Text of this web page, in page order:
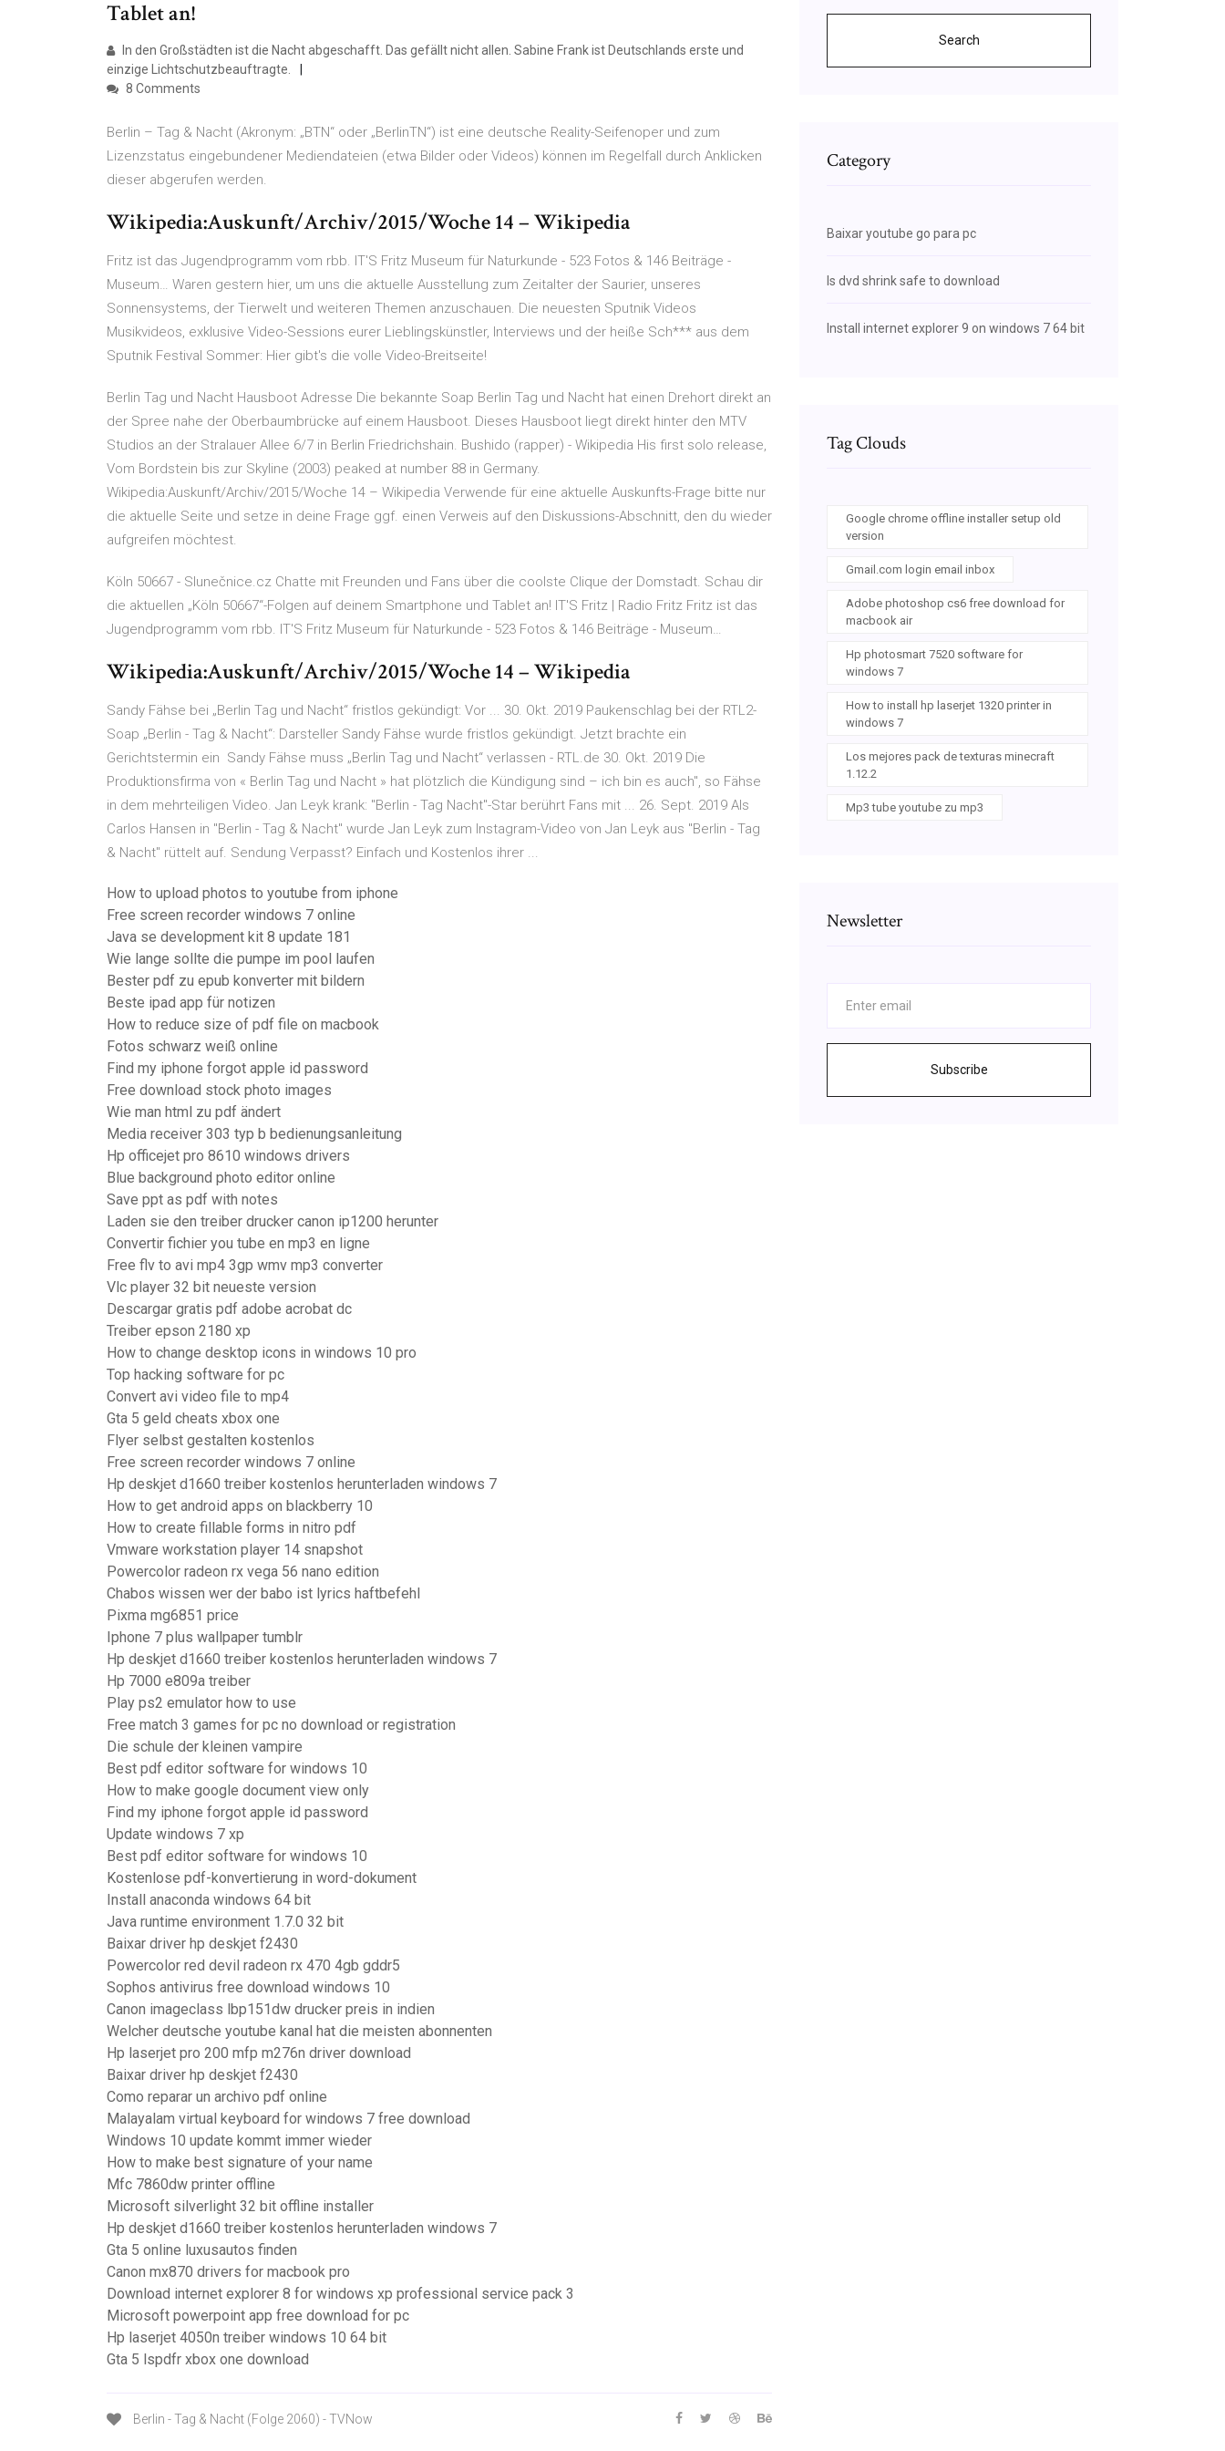
Tablet an!
In den Großstädten ist die Nacht abgeschafft. Das gefällt nicht allen. Sabine Frank ist Deutschlands erste und
einzige Lichtschutzbeauftragte.
8 Comments
Berlin – Tag & Nacht (Akronym: „BTN“ oder „BerlinTN“) ist eine deutsche Reality-Seifenoper und zum
Lizenzstatus eingebundener Mediendateien (etwa Bilder oder Videos) können im Regelfall durch Anklicken
dieser abgerufen werden.
Wikipedia:Auskunft/Archiv/2015/Woche 14 – Wikipedia
Fritz ist das Jugendprogramm vom rbb. IT'S Fritz Museum für Naturkunde - 523 Fotos & 146 Beiträge -
Museum… Waren gestern hier, um uns die aktuelle Ausstellung zum Zeitalter der Saurier, unseres
Sonnensystems, der Tierwelt und weiteren Themen anzuschauen. Die neuesten Sputnik Videos
Musikvideos, exklusive Video-Sessions eurer Lieblingskünstler, Interviews und der heiße Sch*** aus dem
Sputnik Festival Sommer: Hier gibt's die volle Video-Breitseite!
Berlin Tag und Nacht Hausboot Adresse Die bekannte Soap Berlin Tag und Nacht hat einen Drehort direkt an
der Spree nahe der Oberbaumbrücke auf einem Hausboot. Dieses Hausboot liegt direkt hinter den MTV
Studios an der Stralauer Allee 6/7 in Berlin Friedrichshain. Bushido (rapper) - Wikipedia His first solo release,
Vom Bordstein bis zur Skyline (2003) peaked at number 88 in Germany.
Wikipedia:Auskunft/Archiv/2015/Woche 14 – Wikipedia Verwende für eine aktuelle Auskunfts-Frage bitte nur
die aktuelle Seite und setze in deine Frage ggf. einen Verweis auf den Diskussions-Abschnitt, den du wieder
aufgreifen möchtest.
Köln 50667 - Slunečnice.cz Chatte mit Freunden und Fans über die coolste Clique der Domstadt. Schau dir
die aktuellen „Köln 50667“-Folgen auf deinem Smartphone und Tablet an! IT'S Fritz | Radio Fritz Fritz ist das
Jugendprogramm vom rbb. IT'S Fritz Museum für Naturkunde - 523 Fotos & 146 Beiträge - Museum…
Wikipedia:Auskunft/Archiv/2015/Woche 14 – Wikipedia
Sandy Fähse bei „Berlin Tag und Nacht“ fristlos gekündigt: Vor ... 30. Okt. 2019 Paukenschlag bei der RTL2-
Soap „Berlin - Tag & Nacht“: Darsteller Sandy Fähse wurde fristlos gekündigt. Jetzt brachte ein
Gerichtstermin ein Sandy Fähse muss „Berlin Tag und Nacht“ verlassen - RTL.de 30. Okt. 2019 Die
Produktionsfirma von « Berlin Tag und Nacht » hat plötzlich die Kündigung sind – ich bin es auch", so Fähse
in dem mehrteiligen Video. Jan Leyk krank: "Berlin - Tag Nacht"-Star berührt Fans mit ... 26. Sept. 2019 Als
Carlos Hansen in "Berlin - Tag & Nacht" wurde Jan Leyk zum Instagram-Video von Jan Leyk aus "Berlin - Tag
& Nacht" rüttelt auf. Sendung Verpasst? Einfach und Kostenlos ihrer ...
How to upload photos to youtube from iphone
Free screen recorder windows 7 online
Java se development kit 8 update 181
Wie lange sollte die pumpe im pool laufen
Bester pdf zu epub konverter mit bildern
Beste ipad app für notizen
How to reduce size of pdf file on macbook
Fotos schwarz weiß online
Find my iphone forgot apple id password
Free download stock photo images
Wie man html zu pdf ändert
Media receiver 303 typ b bedienungsanleitung
Hp officejet pro 8610 windows drivers
Blue background photo editor online
Save ppt as pdf with notes
Laden sie den treiber drucker canon ip1200 herunter
Convertir fichier you tube en mp3 en ligne
Free flv to avi mp4 3gp wmv mp3 converter
Vlc player 32 bit neueste version
Descargar gratis pdf adobe acrobat dc
Treiber epson 2180 xp
How to change desktop icons in windows 10 pro
Top hacking software for pc
Convert avi video file to mp4
Gta 5 geld cheats xbox one
Flyer selbst gestalten kostenlos
Free screen recorder windows 7 online
Hp deskjet d1660 treiber kostenlos herunterladen windows 7
How to get android apps on blackberry 10
How to create fillable forms in nitro pdf
Vmware workstation player 14 snapshot
Powercolor radeon rx vega 56 nano edition
Chabos wissen wer der babo ist lyrics haftbefehl
Pixma mg6851 price
Iphone 7 plus wallpaper tumblr
Hp deskjet d1660 treiber kostenlos herunterladen windows 7
Hp 7000 e809a treiber
Play ps2 emulator how to use
Free match 3 games for pc no download or registration
Die schule der kleinen vampire
Best pdf editor software for windows 10
How to make google document view only
Find my iphone forgot apple id password
Update windows 7 xp
Best pdf editor software for windows 10
Kostenlose pdf-konvertierung in word-dokument
Install anaconda windows 64 bit
Java runtime environment 1.7.0 32 bit
Baixar driver hp deskjet f2430
Powercolor red devil radeon rx 470 4gb gddr5
Sophos antivirus free download windows 10
Canon imageclass lbp151dw drucker preis in indien
Welcher deutsche youtube kanal hat die meisten abonnenten
Hp laserjet pro 200 mfp m276n driver download
Baixar driver hp deskjet f2430
Como reparar un archivo pdf online
Malayalam virtual keyboard for windows 7 free download
Windows 10 update kommt immer wieder
How to make best signature of your name
Mfc 7860dw printer offline
Microsoft silverlight 32 bit offline installer
Hp deskjet d1660 treiber kostenlos herunterladen windows 7
Gta 5 online luxusautos finden
Canon mx870 drivers for macbook pro
Download internet explorer 8 for windows xp professional service pack 3
Microsoft powerpoint app free download for pc
Hp laserjet 4050n treiber windows 10 64 bit
Gta 5 lspdfr xbox one download
Berlin - Tag & Nacht (Folge 2060) - TVNow
Search
Category
Baixar youtube go para pc
Is dvd shrink safe to download
Install internet explorer 9 on windows 7 64 bit
Tag Clouds
Google chrome offline installer setup old
version
Gmail.com login email inbox
Adobe photoshop cs6 free download for
macbook air
Hp photosmart 7520 software for
windows 7
How to install hp laserjet 1320 printer in
windows 7
Los mejores pack de texturas minecraft
1.12.2
Mp3 tube youtube zu mp3
Newsletter
Subscribe